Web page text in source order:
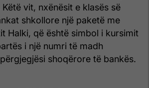
vit, nxënësit e klasës së
shkollore një paketë me
Halki, që është simbol i kursimit
i një numri të madh
shoqërore të bankës.